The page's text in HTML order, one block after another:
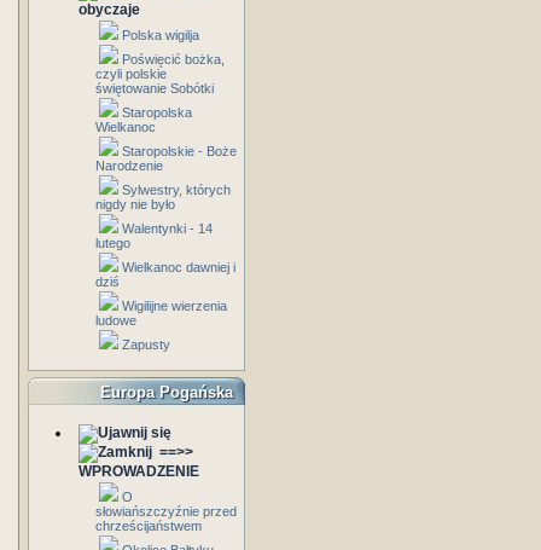
obyczaje
Polska wigilja
Poświęcić bożka,
czyli polskie
świętowanie Sobótki
Staropolska
Wielkanoc
Staropolskie - Boże
Narodzenie
Sylwestry, których
nigdy nie było
Walentynki - 14
lutego
Wielkanoc dawniej i
dziś
Wigilijne wierzenia
ludowe
Zapusty
Europa Pogańska
==>>
WPROWADZENIE
O
słowiańszczyźnie przed
chrześcijaństwem